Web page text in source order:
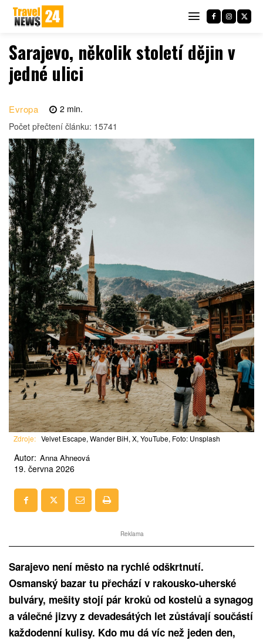
Sarajevo, několik století dějin v
jedné ulici
Evropa 2 min.
Počet přečtení článku: 15741
Zdroje: Velvet Escape, Wander BiH, X, YouTube, Foto: Unsplash
Autor: Anna Ahneová
19. června 2026
Reklama
Sarajevo není město na rychlé odškrtnutí.
Osmanský bazar tu přechází v rakousko-uherské
bulváry, mešity stojí pár kroků od kostelů a synagog
a válečné jizvy z devadesátých let zůstávají součástí
každodenní kulisy. Kdo mu dá víc než jeden den,